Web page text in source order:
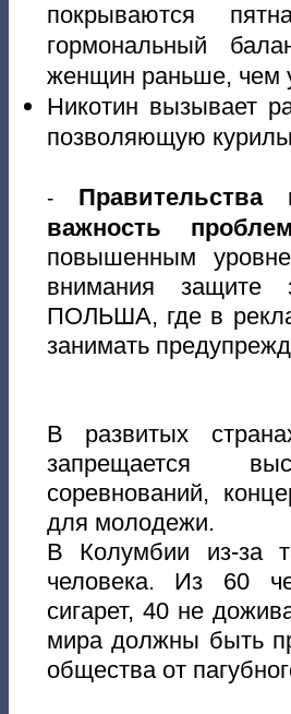
покрываются
гормональный
женщин раньше, чем
Никотин вызывает
позволяющую
-
важность
повышенным
внимания защите
ПОЛЬША, где в
занимать
В развитых
запрещается
соревнований,
для молодежи.
В Колумбии из-за
человека. Из 60
сигарет, 40 не
мира должны быть
общества от